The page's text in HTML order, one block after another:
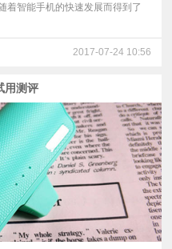
着智能手机的快速发展而得到了
2017-07-24 10:56
用测评